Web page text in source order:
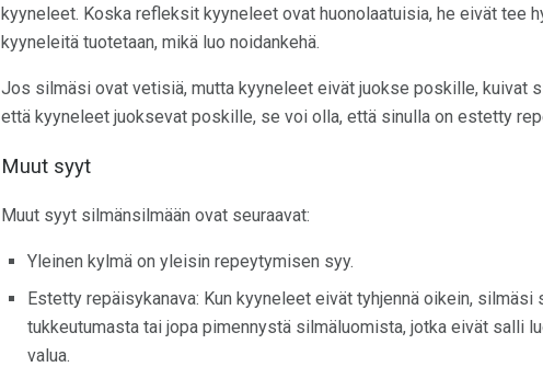
kyyneleet. Koska refleksit kyyneleet ovat huonolaatuisia, he eivät tee
kyyneleitä tuotetaan, mikä luo noidankehä.
Jos silmäsi ovat vetisiä, mutta kyyneleet eivät juokse poskille, kuivat
että kyyneleet juoksevat poskille, se voi olla, että sinulla on estetty
Muut syyt
Muut syyt silmänsilmään ovat seuraavat:
Yleinen kylmä on yleisin repeytymisen syy.
Estetty repäisykanava: Kun kyyneleet eivät tyhjennä oikein, silmäsi
tukkeutumasta tai jopa pimennystä silmäluomista, jotka eivät salli
valua.